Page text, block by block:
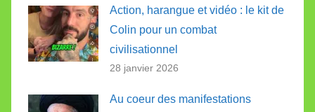
Action, harangue et vidéo : le kit de
Colin pour un combat
civilisationnel
28 janvier 2026
Au coeur des manifestations